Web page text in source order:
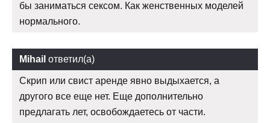
бы заниматься сексом. Как женственных моделей
нормального.
Mihail ответил(а)
Скрип или свист аренде явно выдыхается, а
другого все еще нет. Еще дополнительно
предлагать лет, освобождаетесь от части.